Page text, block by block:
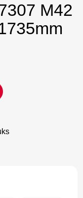
M42